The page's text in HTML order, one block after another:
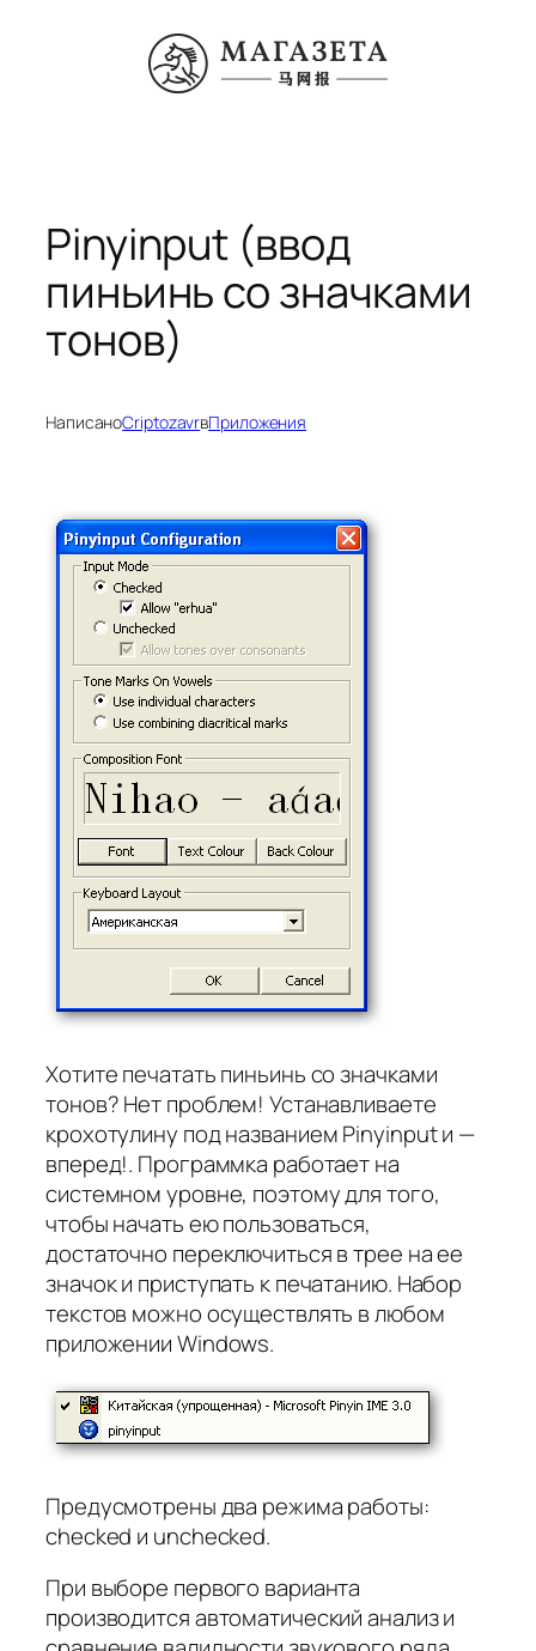
содержимому
Pinyinput (ввод
пиньинь со значками
тонов)
НаписаноCriptozavrвПриложения
Хотите печатать пиньинь со значками
тонов? Нет проблем! Устанавливаете
крохотулину под названием Pinyinput и —
вперед!. Программка работает на
системном уровне, поэтому для того,
чтобы начать ею пользоваться,
достаточно переключиться в трее на ее
значок и приступать к печатанию. Набор
текстов можно осуществлять в любом
приложении Windows.
Предусмотрены два режима работы:
checked и unchecked.
При выборе первого варианта
производится автоматический анализ и